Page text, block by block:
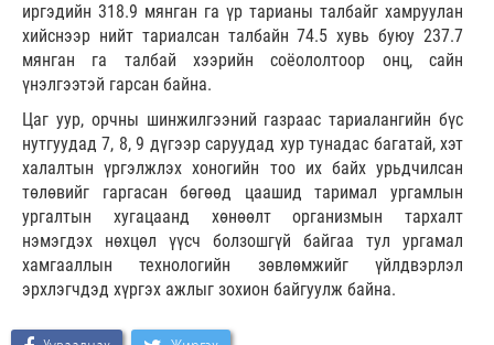
иргэдийн 318.9 мянган га үр тарианы талбайг хамруулан
хийснээр нийт тариалсан талбайн 74.5 хувь буюу 237.7
мянган га талбай хээрийн соёололтоор онц, сайн
үнэлгээтэй гарсан байна.
Цаг уур, орчны шинжилгээний газраас тариалангийн бүс
нутгуудад 7, 8, 9 дүгээр саруудад хур тунадас багатай, хэт
халалтын үргэлжлэх хоногийн тоо их байх урьдчилсан
төлөвийг гаргасан бөгөөд цаашид таримал ургамлын
ургалтын хугацаанд хөнөөлт организмын тархалт
нэмэгдэх нөхцөл үүсч болзошгүй байгаа тул ургамал
хамгааллын технологийн зөвлөмжийг үйлдвэрлэл
эрхлэгчдэд хүргэх ажлыг зохион байгуулж байна.